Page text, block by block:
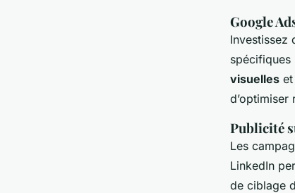
Google
Investissez
spécifiques
visuelles et
Publicité
Les
LinkedIn
de ciblage